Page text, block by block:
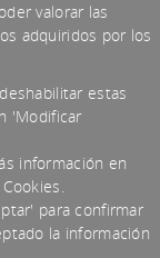
valorar las
adquiridos por los
estas
'Modificar
información en
para confirmar
la información